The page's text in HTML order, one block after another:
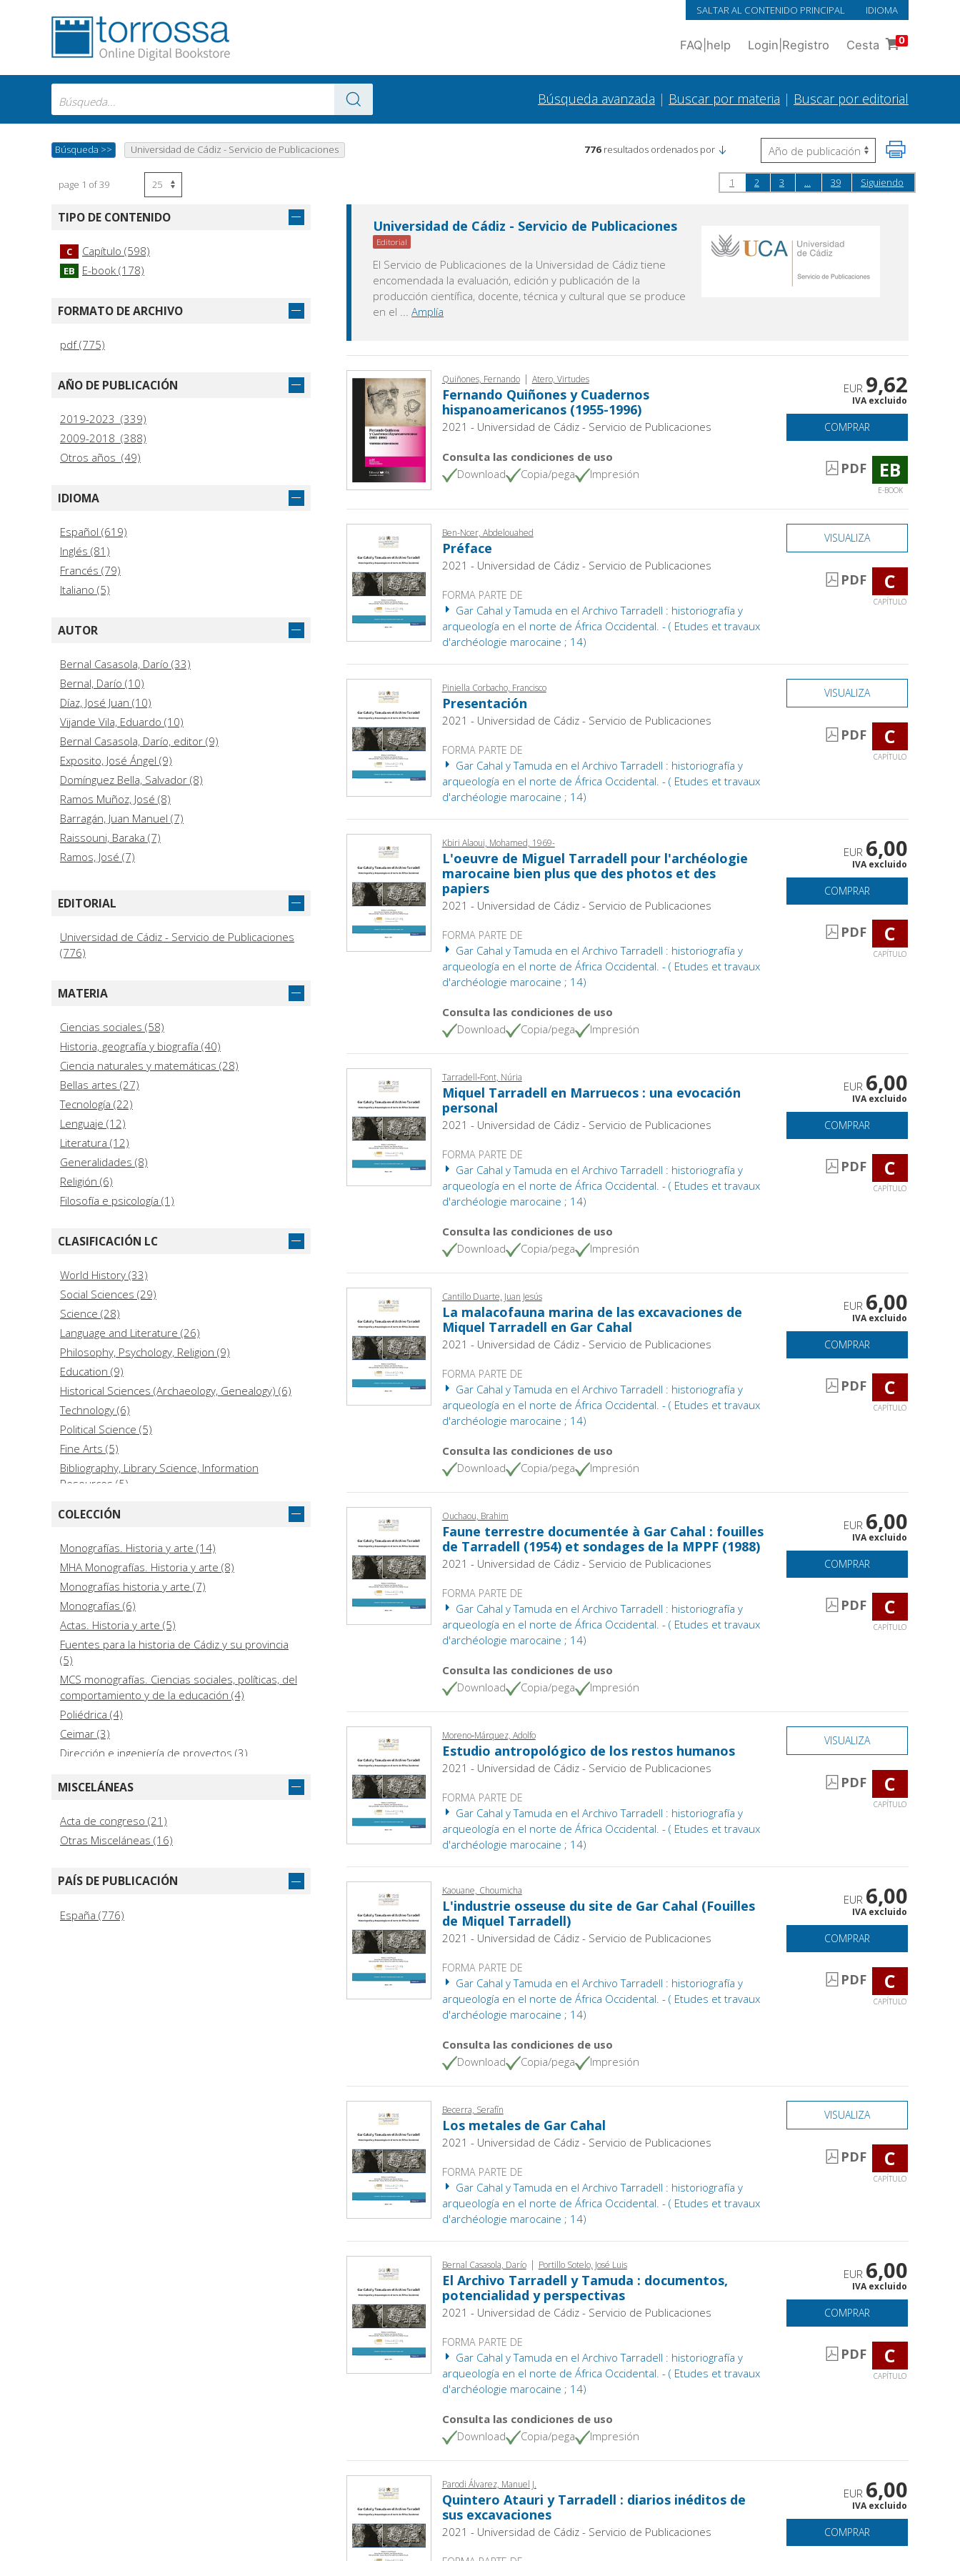
SALTAR AL CONTENIDO PRINCIPAL IDIOMA
FAQ help Login Registro Cesta 0
Búsqueda avanzada | Buscar por materia | Buscar por editorial
Búsqueda >> Universidad de Cádiz - Servicio de Publicaciones 776 resultados ordenados por
page 1 of 39 1 2 3 ... 39 Siguiendo
TIPO DE CONTENIDO
C Capítulo (598)
EB E-book (178)
FORMATO DE ARCHIVO
pdf (775)
AÑO DE PUBLICACIÓN
2019-2023 (339)
2009-2018 (388)
Otros años (49)
IDIOMA
Español (619)
Inglés (81)
Francés (79)
Italiano (5)
AUTOR
Bernal Casasola, Darío (33)
Bernal, Darío (10)
Díaz, José Juan (10)
Vijande Vila, Eduardo (10)
Bernal Casasola, Darío, editor (9)
Exposito, José Ángel (9)
Domínguez Bella, Salvador (8)
Ramos Muñoz, José (8)
Barragán, Juan Manuel (7)
Raissouni, Baraka (7)
Ramos, José (7)
Bustos Rodríguez, Manuel (6)
Ramos‑Muñoz, José (6)
Ruiz Garzón, Gabriel (6)
Bustamante Álvarez, Macarena (5)
El Khayari, Abdelaziz (5)
EDITORIAL
Universidad de Cádiz - Servicio de Publicaciones
(776)
MATERIA
Ciencias sociales (58)
Historia, geografía y biografía (40)
Ciencia naturales y matemáticas (28)
Bellas artes (27)
Tecnología (22)
Lenguaje (12)
Literatura (12)
Generalidades (8)
Religión (6)
Filosofía e psicología (1)
CLASIFICACIÓN LC
World History (33)
Social Sciences (29)
Science (28)
Language and Literature (26)
Philosophy, Psychology, Religion (9)
Education (9)
Historical Sciences (Archaeology, Genealogy) (6)
Technology (6)
Political Science (5)
Fine Arts (5)
Bibliography, Library Science, Information
Resources (5)
Medicine (4)
Law (3)
Music (2)
Agriculture (2)
Military Science (2)
COLECCIÓN
Monografías. Historia y arte (14)
MHA Monografías. Historia y arte (8)
Monografías historia y arte (7)
Monografías (6)
Actas. Historia y arte (5)
Fuentes para la historia de Cádiz y su provincia
(5)
MCS monografías. Ciencias sociales, políticas, del
comportamiento y de la educación (4)
Poliédrica (4)
Ceimar (3)
Dirección e ingeniería de proyectos (3)
"segunda etapa" (3)
Atlante (2)
Colección Libros de las islas (2)
MFL Monografías. Filología y lingüística (2)
Monografías filosofía, filología, y lingüística (2)
MISCELÁNEAS
Acta de congreso (21)
Otras Misceláneas (16)
PAÍS DE PUBLICACIÓN
España (776)
Universidad de Cádiz - Servicio de Publicaciones
Editorial
El Servicio de Publicaciones de la Universidad de Cádiz tiene
encomendada la evaluación, edición y publicación de la
producción científica, docente, técnica y cultural que se produce
en el ... Amplía
Quiñones, Fernando | Atero, Virtudes
Fernando Quiñones y Cuadernos
hispanoamericanos (1955-1996)
2021 - Universidad de Cádiz - Servicio de Publicaciones
Consulta las condiciones de uso
Download
Copia/pega Impresión
EUR 9,62
IVA excluido
COMPRAR
PDF EB
E-BOOK
Ben-Ncer, Abdelouahed
Préface
2021 - Universidad de Cádiz - Servicio de Publicaciones
FORMA PARTE DE
Gar Cahal y Tamuda en el Archivo Tarradell : historiografía y
arqueología en el norte de África Occidental. - ( Etudes et travaux
d'archéologie marocaine ; 14)
VISUALIZA
PDF C
CAPÍTULO
Piniella Corbacho, Francisco
Presentación
2021 - Universidad de Cádiz - Servicio de Publicaciones
FORMA PARTE DE
Gar Cahal y Tamuda en el Archivo Tarradell : historiografía y
arqueología en el norte de África Occidental. - ( Etudes et travaux
d'archéologie marocaine ; 14)
VISUALIZA
PDF C
CAPÍTULO
Kbiri Alaoui, Mohamed, 1969-
L'oeuvre de Miguel Tarradell pour l'archéologie
marocaine bien plus que des photos et des
papiers
2021 - Universidad de Cádiz - Servicio de Publicaciones
FORMA PARTE DE
Gar Cahal y Tamuda en el Archivo Tarradell : historiografía y
arqueología en el norte de África Occidental. - ( Etudes et travaux
d'archéologie marocaine ; 14)
Consulta las condiciones de uso
Download
Copia/pega Impresión
EUR 6,00
IVA excluido
COMPRAR
PDF C
CAPÍTULO
Tarradell‑Font, Núria
Miquel Tarradell en Marruecos : una evocación
personal
2021 - Universidad de Cádiz - Servicio de Publicaciones
FORMA PARTE DE
Gar Cahal y Tamuda en el Archivo Tarradell : historiografía y
arqueología en el norte de África Occidental. - ( Etudes et travaux
d'archéologie marocaine ; 14)
Consulta las condiciones de uso
Download
Copia/pega Impresión
EUR 6,00
IVA excluido
COMPRAR
PDF C
CAPÍTULO
Cantillo Duarte, Juan Jesús
La malacofauna marina de las excavaciones de
Miquel Tarradell en Gar Cahal
2021 - Universidad de Cádiz - Servicio de Publicaciones
FORMA PARTE DE
Gar Cahal y Tamuda en el Archivo Tarradell : historiografía y
arqueología en el norte de África Occidental. - ( Etudes et travaux
d'archéologie marocaine ; 14)
Consulta las condiciones de uso
Download
Copia/pega Impresión
EUR 6,00
IVA excluido
COMPRAR
PDF C
CAPÍTULO
Ouchaou, Brahim
Faune terrestre documentée à Gar Cahal : fouilles
de Tarradell (1954) et sondages de la MPPF (1988)
2021 - Universidad de Cádiz - Servicio de Publicaciones
FORMA PARTE DE
Gar Cahal y Tamuda en el Archivo Tarradell : historiografía y
arqueología en el norte de África Occidental. - ( Etudes et travaux
d'archéologie marocaine ; 14)
Consulta las condiciones de uso
Download
Copia/pega Impresión
EUR 6,00
IVA excluido
COMPRAR
PDF C
CAPÍTULO
Moreno‑Márquez, Adolfo
Estudio antropológico de los restos humanos
2021 - Universidad de Cádiz - Servicio de Publicaciones
FORMA PARTE DE
Gar Cahal y Tamuda en el Archivo Tarradell : historiografía y
arqueología en el norte de África Occidental. - ( Etudes et travaux
d'archéologie marocaine ; 14)
VISUALIZA
PDF C
CAPÍTULO
Kaouane, Choumicha
L'industrie osseuse du site de Gar Cahal (Fouilles
de Miquel Tarradell)
2021 - Universidad de Cádiz - Servicio de Publicaciones
FORMA PARTE DE
Gar Cahal y Tamuda en el Archivo Tarradell : historiografía y
arqueología en el norte de África Occidental. - ( Etudes et travaux
d'archéologie marocaine ; 14)
Consulta las condiciones de uso
Download
Copia/pega Impresión
EUR 6,00
IVA excluido
COMPRAR
PDF C
CAPÍTULO
Becerra, Serafín
Los metales de Gar Cahal
2021 - Universidad de Cádiz - Servicio de Publicaciones
FORMA PARTE DE
Gar Cahal y Tamuda en el Archivo Tarradell : historiografía y
arqueología en el norte de África Occidental. - ( Etudes et travaux
d'archéologie marocaine ; 14)
VISUALIZA
PDF C
CAPÍTULO
Bernal Casasola, Darío | Portillo Sotelo, José Luis
El Archivo Tarradell y Tamuda : documentos,
potencialidad y perspectivas
2021 - Universidad de Cádiz - Servicio de Publicaciones
FORMA PARTE DE
Gar Cahal y Tamuda en el Archivo Tarradell : historiografía y
arqueología en el norte de África Occidental. - ( Etudes et travaux
d'archéologie marocaine ; 14)
Consulta las condiciones de uso
Download
Copia/pega Impresión
EUR 6,00
IVA excluido
COMPRAR
PDF C
CAPÍTULO
Parodi Álvarez, Manuel J.
Quintero Atauri y Tarradell : diarios inéditos de
sus excavaciones
2021 - Universidad de Cádiz - Servicio de Publicaciones
EUR 6,00
IVA excluido
COMPRAR